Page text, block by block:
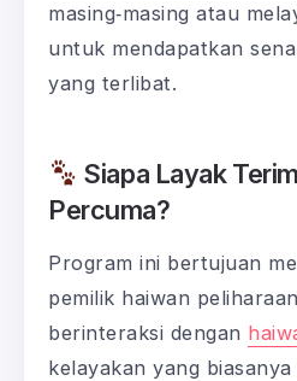
masing‑masing atau
untuk mendapatkan
yang terlibat.
Siapa Layak
Percuma?
Program ini bertujuan
pemilik haiwan
berinteraksi dengan
kelayakan yang